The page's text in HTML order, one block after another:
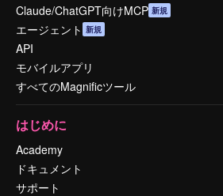
Claude/ChatGPT向けMCP 新規
エージェント 新規
API
モバイルアプリ
すべてのMagnificツール
はじめに
Academy
ドキュメント
サポート